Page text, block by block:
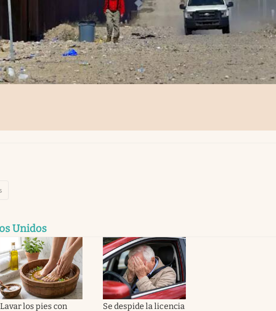
Unidos
Lavar los pies con
Se despide la licencia